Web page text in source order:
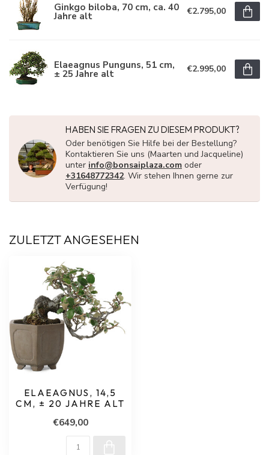
Ginkgo biloba, 70 cm, ca. 40
Jahre alt €2.795,00
Elaeagnus Punguns, 51 cm,
± 25 Jahre alt €2.995,00
HABEN SIE FRAGEN ZU DIESEM PRODUKT?
Oder benötigen Sie Hilfe bei der Bestellung?
Kontaktieren Sie uns (Maarten und Jacqueline)
unter info@bonsaiplaza.com oder
+31648772342. Wir stehen Ihnen gerne zur
Verfügung!
ZULETZT ANGESEHEN
ELAEAGNUS, 14,5
CM, ± 20 JAHRE ALT
€649,00